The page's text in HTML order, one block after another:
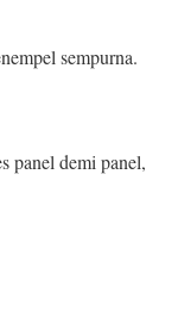
sempurna.
panel demi panel,